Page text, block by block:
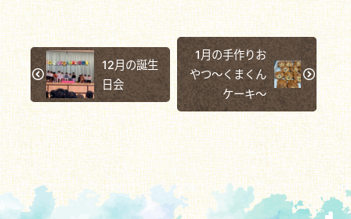
12月の誕生
日会
1月の手作りお
やつ～くまくん
ケーキ～